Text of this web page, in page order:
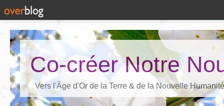
Co-créer Notre
Vers l'Âge d'Or de la Terre & de la Nouvelle Humanité